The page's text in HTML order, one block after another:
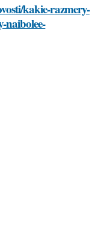
kakie-razmery-
naibolee-